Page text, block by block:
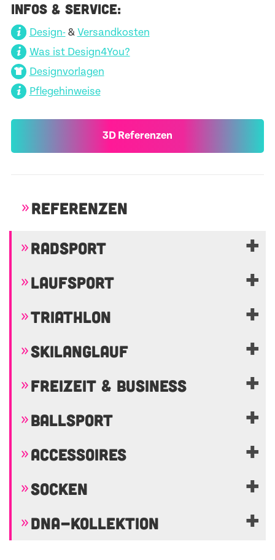
INFOS & SERVICE:
Design-& Versandkosten
Was ist Design4You?
Designvorlagen
Pflegehinweise
3D Referenzen
REFERENZEN
RADSPORT
LAUFSPORT
TRIATHLON
SKILANGLAUF
FREIZEIT & BUSINESS
BALLSPORT
ACCESSOIRES
SOCKEN
DNA-KOLLEKTION